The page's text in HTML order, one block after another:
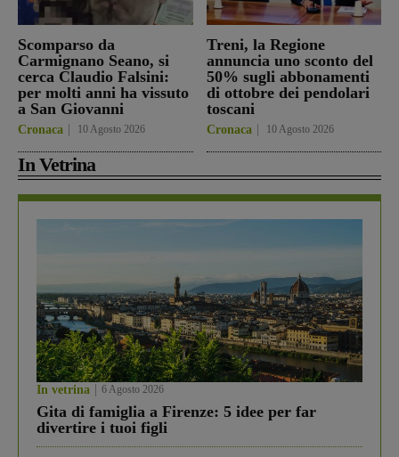
Scomparso da
Carmignano Seano, si
cerca Claudio Falsini:
per molti anni ha vissuto
a San Giovanni
Cronaca 10 Agosto 2026
Treni, la Regione
annuncia uno sconto del
50% sugli abbonamenti
di ottobre dei pendolari
toscani
Cronaca 10 Agosto 2026
In Vetrina
In vetrina 6 Agosto 2026
Gita di famiglia a Firenze: 5 idee per far
divertire i tuoi figli